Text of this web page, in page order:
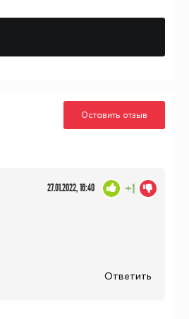
Оставить отзыв
27.01.2022, 16:40 +1
Ответить